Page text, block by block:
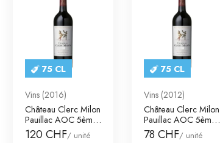
75 CL
Vins (2016)
Château Clerc Milon
Pauillac AOC 5ème
Grand Cru C
120 CHF/ unité
75 CL
Vins (2012)
Château Clerc Milon
Pauillac AOC 5ème
Grand Cru C
78 CHF/ unité